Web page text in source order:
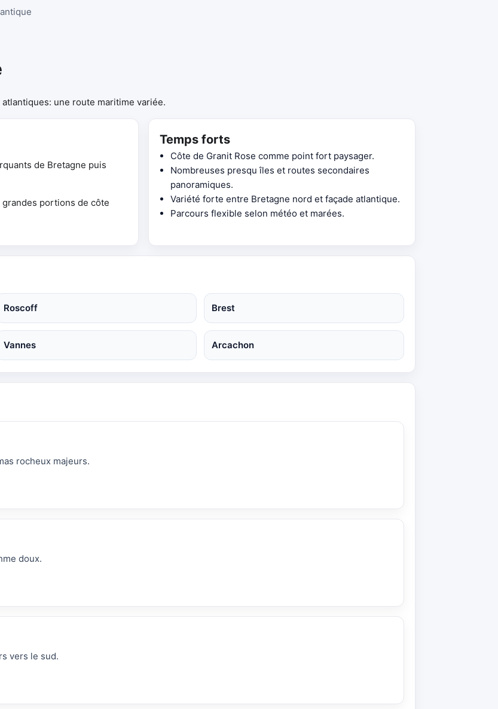
une route maritime variée.
de Bretagne puis
portions de côte
Temps forts
Côte de Granit Rose comme point fort paysager.
Nombreuses presqu îles et routes secondaires
panoramiques.
Variété forte entre Bretagne nord et façade atlantique.
Parcours flexible selon météo et marées.
Roscoff Brest
Vannes Arcachon
rocheux majeurs.
doux.
vers le sud.